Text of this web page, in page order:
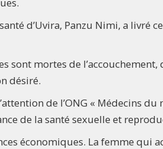
d’Uvira, Panzu Nimi, a livré
sont mortes de
désiré.
de l’ONG « Médecins
de la santé sexuelle et
économiques. La femme qui